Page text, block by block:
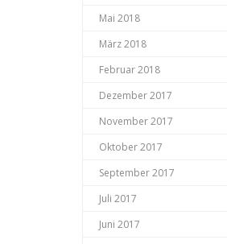
Mai 2018
März 2018
Februar 2018
Dezember 2017
November 2017
Oktober 2017
September 2017
Juli 2017
Juni 2017